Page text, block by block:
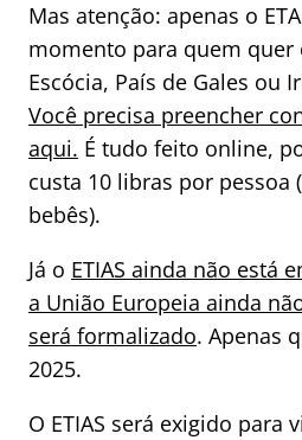
Mas atenção: apenas o
momento para quem quer
Escócia, País de Gales ou
Você precisa preencher
aqui. É tudo feito online,
custa 10 libras por pessoa
bebês).
Já o ETIAS ainda não está
a União Europeia ainda
será formalizado. Apenas
2025.
O ETIAS será exigido para